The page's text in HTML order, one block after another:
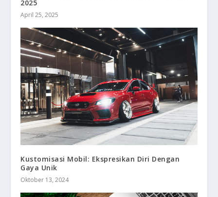
2025
April 25, 2025
Kustomisasi Mobil: Ekspresikan Diri Dengan
Gaya Unik
Oktober 13, 2024